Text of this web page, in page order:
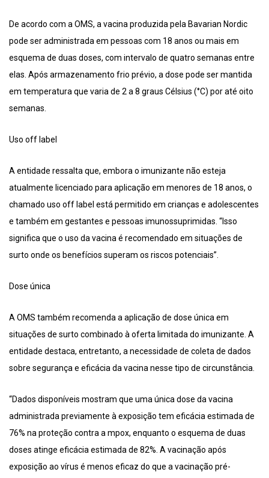
De acordo com a OMS, a vacina produzida pela Bavarian Nordic
pode ser administrada em pessoas com 18 anos ou mais em
esquema de duas doses, com intervalo de quatro semanas entre
elas. Após armazenamento frio prévio, a dose pode ser mantida
em temperatura que varia de 2 a 8 graus Célsius (°C) por até oito
semanas.
Uso off label
A entidade ressalta que, embora o imunizante não esteja
atualmente licenciado para aplicação em menores de 18 anos, o
chamado uso off label está permitido em crianças e adolescentes
e também em gestantes e pessoas imunossuprimidas. “Isso
significa que o uso da vacina é recomendado em situações de
surto onde os benefícios superam os riscos potenciais”.
Dose única
A OMS também recomenda a aplicação de dose única em
situações de surto combinado à oferta limitada do imunizante. A
entidade destaca, entretanto, a necessidade de coleta de dados
sobre segurança e eficácia da vacina nesse tipo de circunstância.
“Dados disponíveis mostram que uma única dose da vacina
administrada previamente à exposição tem eficácia estimada de
76% na proteção contra a mpox, enquanto o esquema de duas
doses atinge eficácia estimada de 82%. A vacinação após
exposição ao vírus é menos eficaz do que a vacinação pré-